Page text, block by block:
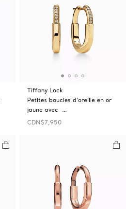
Tiffany Lock
Petites boucles d’oreille en or
jaune avec …
CDN$7,950